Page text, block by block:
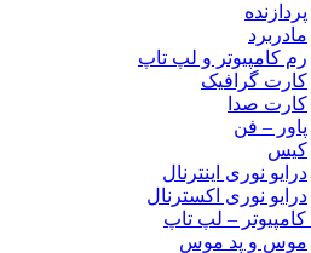
پردازنده
مادربرد
رم کامپیوتر و لپ تاپ
کارت گرافیک
کارت صدا
پاور – فن
کیس
درایو نوری اینترنال
درایو نوری اکسترنال
کامپیوتر – لپ تاپ
موس و پد موس